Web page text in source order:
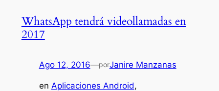
WhatsApp tendrá videollamadas en
2017
Ago 12, 2016—porJanire Manzanas
en Aplicaciones Android